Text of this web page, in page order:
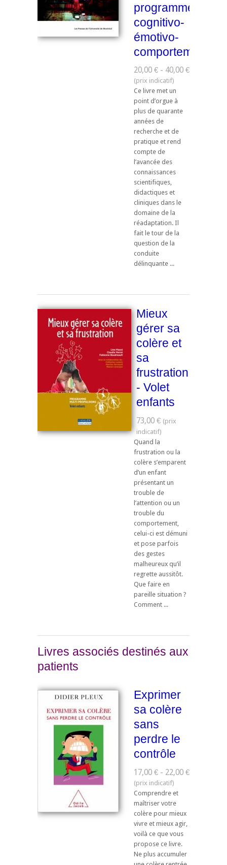
programme
cognitivo-
émotivo-
comportemental
20,00 € - 40,00 €
Ce livre met un
point d’orgue à
plus de quarante
années de
recherche et de
pratique et rend
compte de
l’avancée des
connaissances
scientifiques,
didactiques et
cliniques dans le
domaine de la
réadaptation. Il
fait le tour de la
question de la
conduite
délinquante ...
Mieux
gérer sa
colère et
sa
frustration
- Volet
enfants
73,00 €
Quand la
frustration ou la
colère s’emparent
d’un enfant
présentant un
trouble de
l’attention ou un
trouble du
comportement,
celui-ci est démuni
et pose parfois
des gestes
malheureux qu’il
regrette aussitôt.
Que faire en
pareille situation ?
Comment ...
Livres associés destinés aux
patients
Exprimer
sa colère
sans
perdre le
contrôle
17,00 € - 22,00 €
Comprendre et
maîtriser votre
colère pour mieux
vivre et mieux agir,
voilà ce que vous
propose ce livre.
Ne plus accumuler